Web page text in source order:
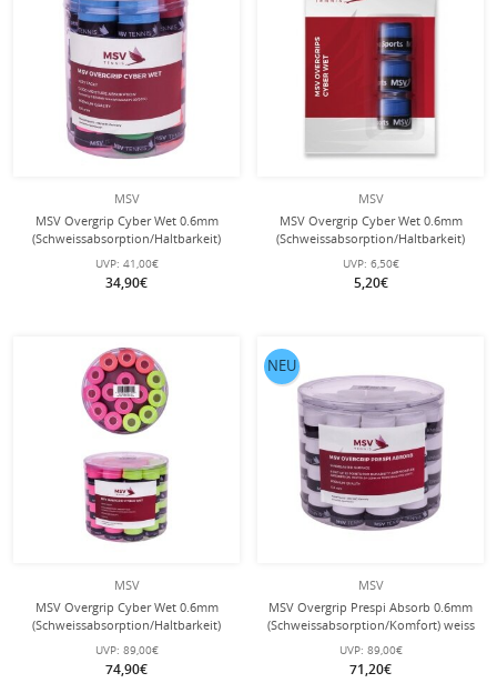
MSV
MSV Overgrip Cyber Wet 0.6mm
(Schweissabsorption/Haltbarkeit)
sortiert 24er Box
UVP: 41,00€
34,90€
MSV
MSV Overgrip Cyber Wet 0.6mm
(Schweissabsorption/Haltbarkeit)
blau 3er
UVP: 6,50€
5,20€
MSV
MSV Overgrip Cyber Wet 0.6mm
(Schweissabsorption/Haltbarkeit)
neongelb/orange/pink 60er Box
UVP: 89,00€
74,90€
MSV
MSV Overgrip Prespi Absorb 0.6mm
(Schweissabsorption/Komfort) weiss
60er Box
UVP: 89,00€
71,20€
NEU